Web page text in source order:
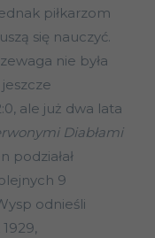
piłkarzom
się nauczyć.
nie była
ale już dwa lata
Diabłami
podziałał
9
odnieśli